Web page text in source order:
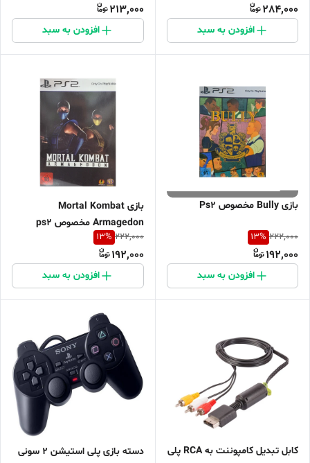
284,000
افزودن به سبد
213,000
افزودن به سبد
بازی Bully مخصوص Ps2
222,000
13%
192,000
افزودن به سبد
بازی Mortal Kombat
Armagedon مخصوص ps2
222,000
13%
192,000
افزودن به سبد
کابل تبدیل کامپوننت به RCA پلی
دسته بازی پلی استیشن 2 سونی